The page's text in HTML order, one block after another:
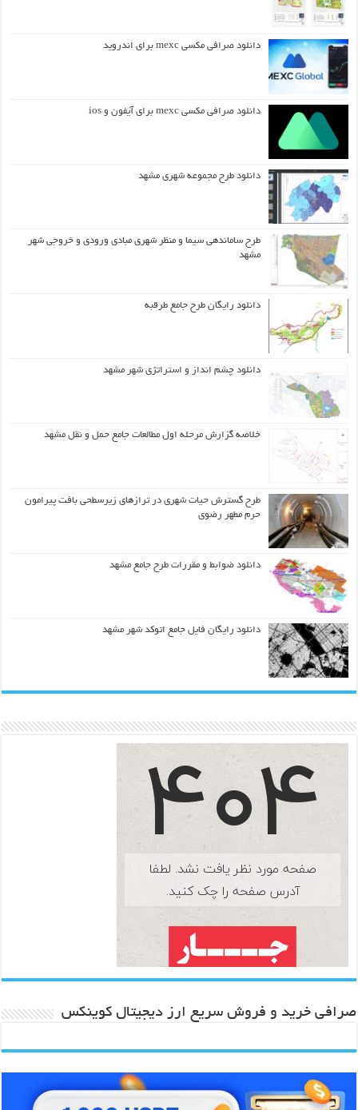
دانلود صرافی مکسی mexc برای اندروید
دانلود صرافی مکسی mexc برای آیفون و ios
دانلود طرح مجموعه شهری مشهد
طرح ساماندهی سیما و منظر شهری مبادی ورودی و خروجی شهر
مشهد
دانلود رایگان طرح جامع طرقبه
دانلود چشم انداز و استراتژی شهر مشهد
خلاصه گزارش مرحله اول مطالعات جامع حمل و نقل مشهد
طرح گسترش حیات شهري در ترازهاي زیرسطحی بافت پیرامون
حرم مطهر رضوي
دانلود ضوابط و مقررات طرح جامع مشهد
دانلود رایگان فایل جامع اتوکد شهر مشهد
صرافی خرید و فروش سریع ارز دیجیتال کوینکس